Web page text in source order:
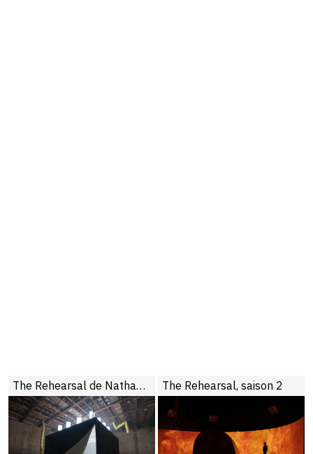
The Rehearsal de Nathan Fielder The Rehearsal, saison 2